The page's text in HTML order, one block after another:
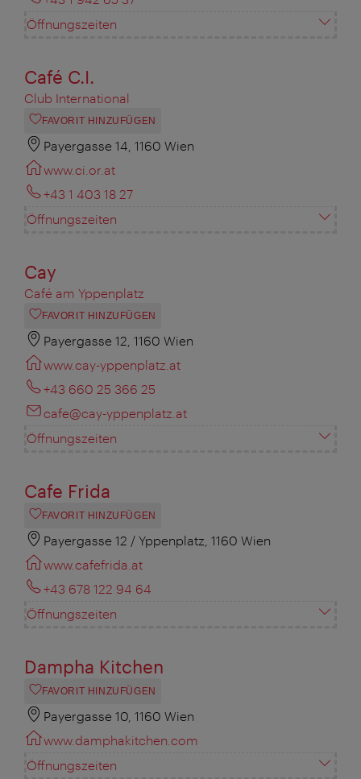
Öffnungszeiten
Café C.I.
Club International
FAVORIT HINZUFÜGEN
Payergasse 14, 1160 Wien
www.ci.or.at
+43 1 403 18 27
Öffnungszeiten
Cay
Café am Yppenplatz
FAVORIT HINZUFÜGEN
Payergasse 12, 1160 Wien
www.cay-yppenplatz.at
+43 660 25 366 25
cafe@cay-yppenplatz.at
Öffnungszeiten
Cafe Frida
FAVORIT HINZUFÜGEN
Payergasse 12 / Yppenplatz, 1160 Wien
www.cafefrida.at
+43 678 122 94 64
Öffnungszeiten
Dampha Kitchen
FAVORIT HINZUFÜGEN
Payergasse 10, 1160 Wien
www.damphakitchen.com
Öffnungszeiten